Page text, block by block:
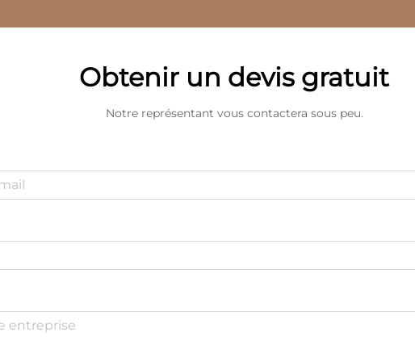
Obtenir un devis gratuit
Notre représentant vous contactera sous peu.